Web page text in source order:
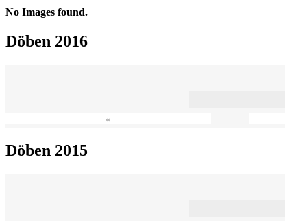
No Images found.
Döben 2016
«
Döben 2015